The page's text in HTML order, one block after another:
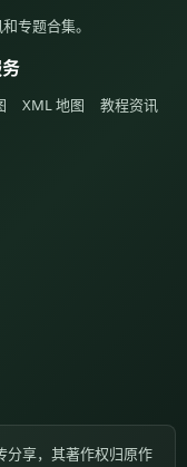
专题合集。
XML 地图 教程资讯
分享，其著作权归原作